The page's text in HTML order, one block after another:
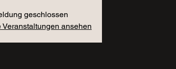
geschlossen
Veranstaltungen ansehen